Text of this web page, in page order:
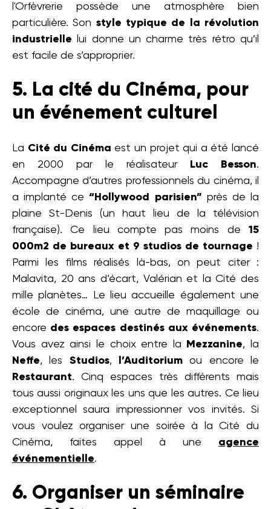
l'Orfèvrerie possède une atmosphère bien
particulière. Son style typique de la révolution
industrielle lui donne un charme très rétro qu’il
est facile de s’approprier.
5. La cité du Cinéma, pour
un événement culturel
La Cité du Cinéma est un projet qui a été lancé
en 2000 par le réalisateur
Luc Besson.
Accompagne d’autres professionnels du cinéma, il
a implanté ce “Hollywood parisien” près de la
plaine St-Denis (un haut lieu de la télévision
française). Ce lieu compte pas moins de 15
000m2 de bureaux et 9 studios de tournage !
Parmi les films réalisés là-bas, on peut citer :
Malavita, 20 ans d’écart, Valérian et la Cité des
mille planètes… Le lieu accueille également une
école de cinéma, une autre de maquillage ou
encore des espaces destinés aux événements.
Vous avez ainsi le choix entre la
Mezzanine, la
Neffe, les Studios, l’Auditorium ou encore le
Restaurant. Cinq espaces très différents mais
tous aussi originaux les uns que les autres. Ce lieu
exceptionnel saura impressionner vos invités. Si
vous voulez organiser une soirée à la Cité du
Cinéma, faites appel à une agence
événementielle.
6. Organiser un séminaire